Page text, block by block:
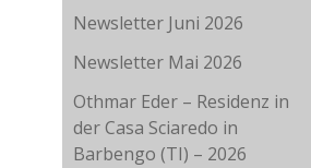
Newsletter Juni 2026
Newsletter Mai 2026
Othmar Eder – Residenz in
der Casa Sciaredo in
Barbengo (TI) – 2026